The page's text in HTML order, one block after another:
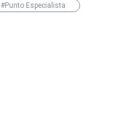
#Punto Especialista